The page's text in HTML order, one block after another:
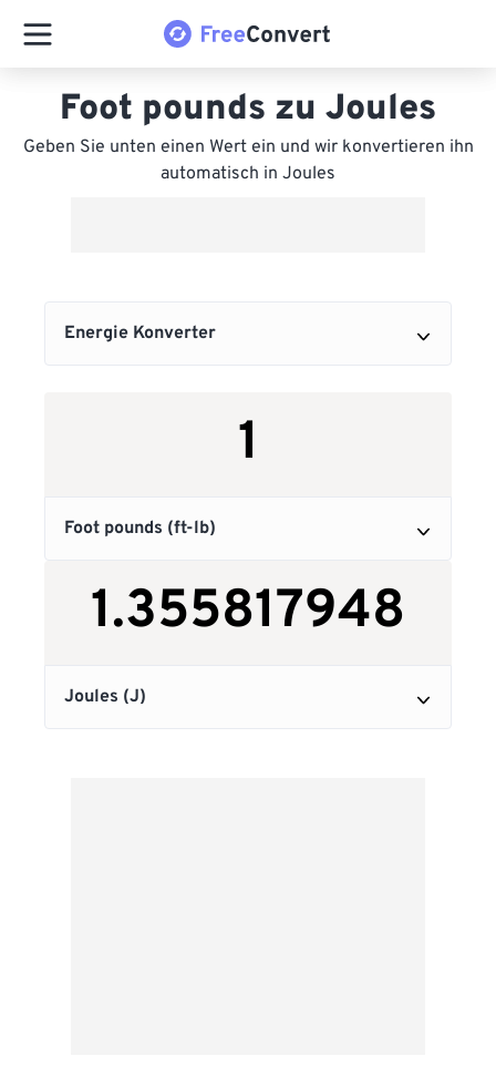
Foot pounds zu Joules
Geben Sie unten einen Wert ein und wir konvertieren ihn
automatisch in Joules